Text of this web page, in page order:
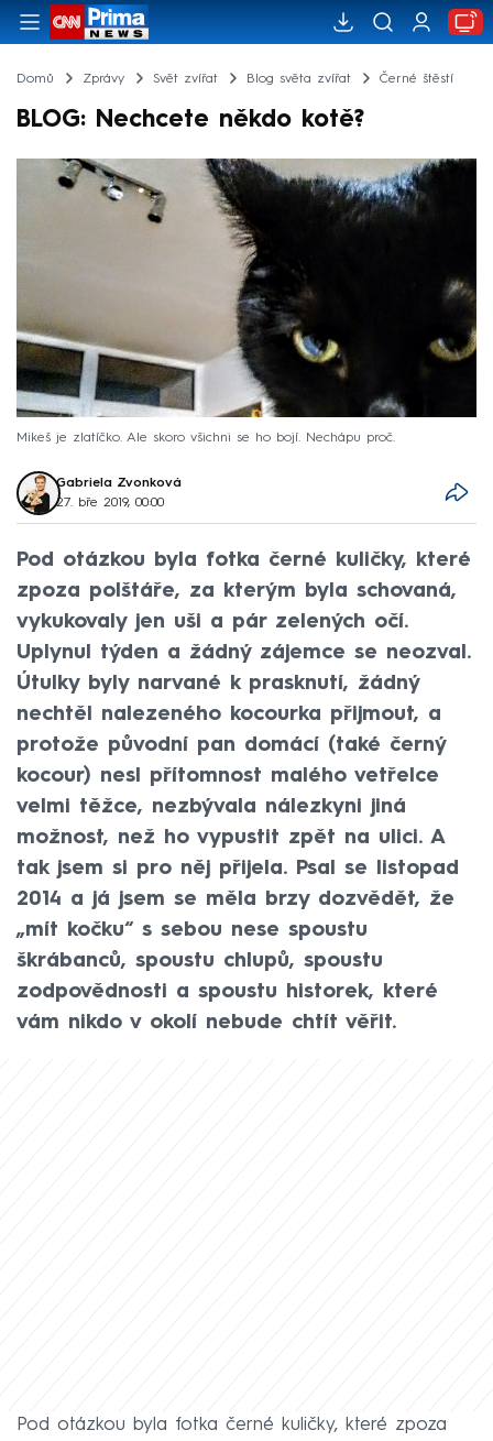
Domů Zprávy Svět zvířat Blog světa zvířat Černé štěstí
BLOG: Nechcete někdo kotě?
Mikeš je zlatíčko. Ale skoro všichni se ho bojí. Nechápu proč.
Gabriela Zvonková
27. bře 2019, 00:00
Pod otázkou byla fotka černé kuličky, které
zpoza polštáře, za kterým byla schovaná,
vykukovaly jen uši a pár zelených očí.
Uplynul týden a žádný zájemce se neozval.
Útulky byly narvané k prasknutí, žádný
nechtěl nalezeného kocourka přijmout, a
protože původní pan domácí (také černý
kocour) nesl přítomnost malého vetřelce
velmi těžce, nezbývala nálezkyni jiná
možnost, než ho vypustit zpět na ulici. A
tak jsem si pro něj přijela. Psal se listopad
2014 a já jsem se měla brzy dozvědět, že
„mít kočku“ s sebou nese spoustu
škrábanců, spoustu chlupů, spoustu
zodpovědnosti a spoustu historek, které
vám nikdo v okolí nebude chtít věřit.
Pod otázkou byla fotka černé kuličky, které zpoza